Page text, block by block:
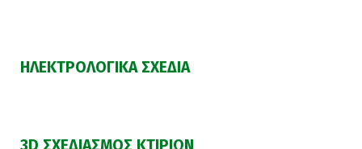
ΗΛΕΚΤΡΟΛΟΓΙΚΑ ΣΧΕΔΙΑ